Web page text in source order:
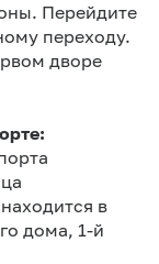
Перейдите
переходу.
дворе
в
дома, 1-й